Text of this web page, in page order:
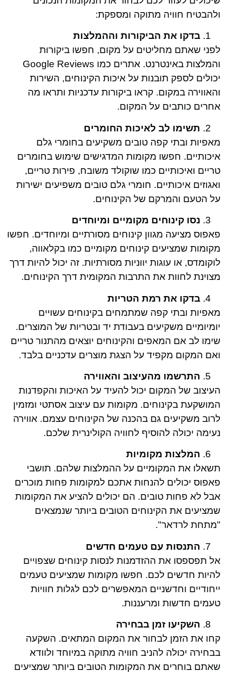
ולהבטיח חוויה מתוקה ומספקת:
בדקו את הביקורות וההמלצות
לפני שאתם מחליטים על מקום, חפשו ביקורות
והמלצות באינטרנט. אתרים כמו Google Reviews
יכולים לספק תובנות על איכות הקינוחים, השירות
והאווירה במקום. קראו ביקורות עדכניות ותראו מה
אחרים כותבים על המקום.
תשימו לב לאיכות החומרים
מאפיות ובתי קפה טובים משקיעים בחומרי גלם
איכותיים. חפשו מקומות המדגישים שימוש בחומרים
טריים ואיכותיים כמו שוקולד משובח, פירות טריים,
ואגוזים איכותיים. חומרי גלם טובים משפיעים ישירות
על הטעם והמרקם של הקינוחים.
נסו קינוחים מקומיים ומיוחדים
פאפוס מציעה מגוון קינוחים מסורתיים ומיוחדים. חפשו
מקומות שמציעים קינוחים מקומיים כמו בקלאווה,
לוקומדס, או עוגות יווניות מסורתיות. זה יכול להיות דרך
מצוינת לחוות את התרבות המקומית דרך הקינוחים.
בדקו את רמת הטריות
מאפיות ובתי קפה שמתמחים בקינוחים עשויים
יומיומיים משקיעים בעבודת יד ובטריות של המוצרים.
שימו לב אם המאפים והקינוחים יוצאים מהתנור טריים
ואם המקום מקפיד על הצגת מוצרים עדכניים בלבד.
התרשמו מהעיצוב והאווירה
העיצוב של המקום יכול להעיד על האיכות והקפדנות
המושקעת בקינוחים. מקומות עם עיצוב אסתטי ומזמין
לרוב משקיעים גם בהכנה של הקינוחים עצמם. אווירה
נעימה יכולה להוסיף לחוויה הקולינרית שלכם.
המלצות מקומיות
תשאלו את המקומיים על ההמלצות שלהם. תושבי
פאפוס יכולים להנחות אתכם למקומות פחות מוכרים
אבל לא פחות טובים. הם יכולים להציע את המקומות
שמציעים את הקינוחים הטובים ביותר שנמצאים
"מתחת לרדאר".
התנסות עם טעמים חדשים
אל תפספסו את ההזדמנות לנסות קינוחים שצפויים
להיות חדשים לכם. חפשו מקומות שמציעים טעמים
ייחודיים וחדשניים המאפשרים לכם לגלות חוויות
טעמים חדשות ומרעננות.
השקיעו זמן בבחירה
קחו את הזמן לבחור את המקום המתאים. השקעה
בבחירה יכולה להניב חוויה מתוקה במיוחד ולוודא
שאתם בוחרים את המקומות הטובים ביותר שמציעים